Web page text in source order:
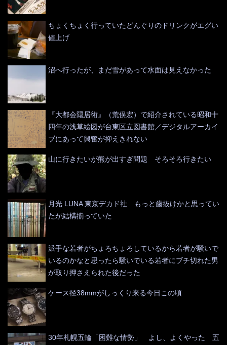
ちょくちょく行っていたどんぐりのドリンクがエグい
値上げ
沼へ行ったが、まだ雪があって水面は見えなかった
『大都会隠居術』（荒俣宏）で紹介されている昭和十
四年の浅草絵図が台東区立図書館／デジタルアーカイ
ブにあって興奮が抑えきれない
山に行きたいが熊が出すぎ問題 そろそろ行きたい
月光 LUNA 東京デカド社 もっと歯抜けかと思ってい
たが結構揃っていた
派手な若者がちょろちょろしているから若者が騒いで
いるのかなと思ったら騒いでいる若者にブチ切れた男
が取り押さえられた後だった
ケース径38mmがしっくり来る今日この頃
30年札幌五輪「困難な情勢」 よし、よくやった 五